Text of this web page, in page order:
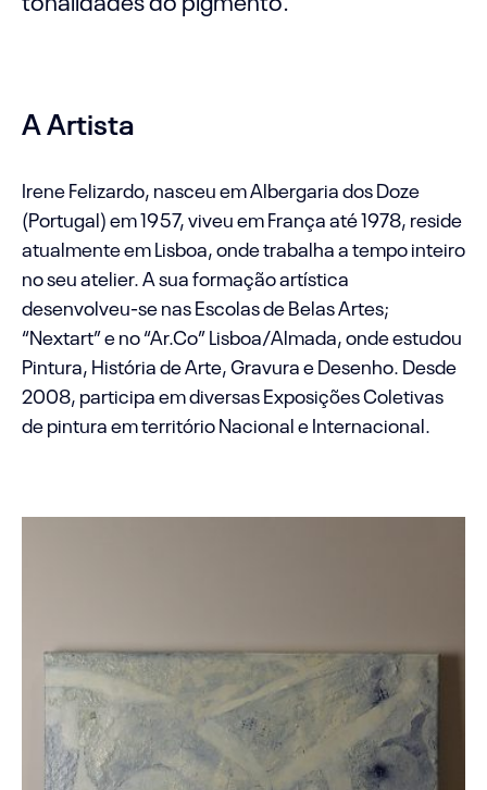
A Artista
Irene Felizardo, nasceu em Albergaria dos Doze
(Portugal) em 1957, viveu em França até 1978, reside
atualmente em Lisboa, onde trabalha a tempo inteiro
no seu atelier. A sua formação artística
desenvolveu-se nas Escolas de Belas Artes;
“Nextart” e no “Ar.Co” Lisboa/Almada, onde estudou
Pintura, História de Arte, Gravura e Desenho. Desde
2008, participa em diversas Exposições Coletivas
de pintura em território Nacional e Internacional.